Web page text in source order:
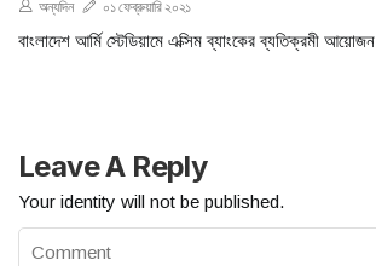
অন্যদিন ০১ ফেব্রুয়ারি ২০২১
বাংলাদেশ আর্মি স্টেডিয়ামে এক্সিম ব্যাংকের ব্যতিক্রমী আয়োজন
Leave A Reply
Your identity will not be published.